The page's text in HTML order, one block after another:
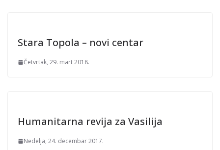
Stara Topola – novi centar
Četvrtak, 29. mart 2018.
Humanitarna revija za Vasilija
Nedelja, 24. decembar 2017.